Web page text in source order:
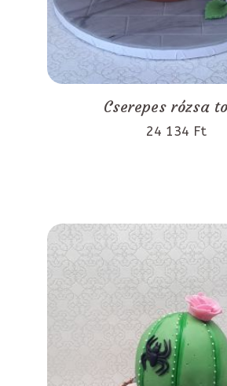
Cserepes rózsa
24 134 Ft